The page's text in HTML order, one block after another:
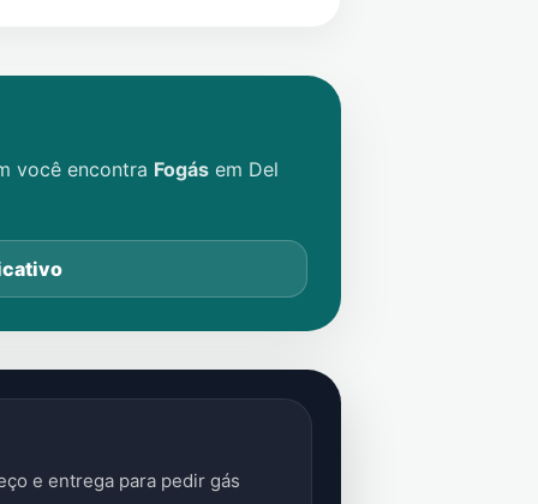
você encontra Fogás em Del
e entrega para pedir gás